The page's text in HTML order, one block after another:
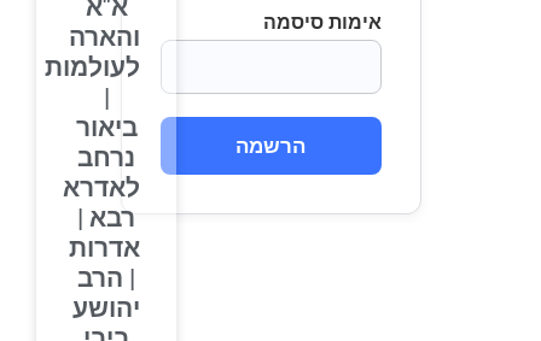
אימות סיסמה
הרשמה
א"א
והארה
לעולמות
ביאור
נרחב
לאדרא
רבא |
אדרות
| הרב
יהושע